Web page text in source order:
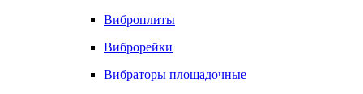
Виброплиты
Виброрейки
Вибраторы площадочные